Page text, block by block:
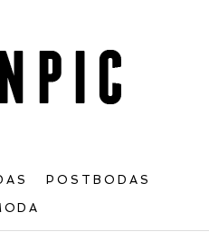
POSTBODAS